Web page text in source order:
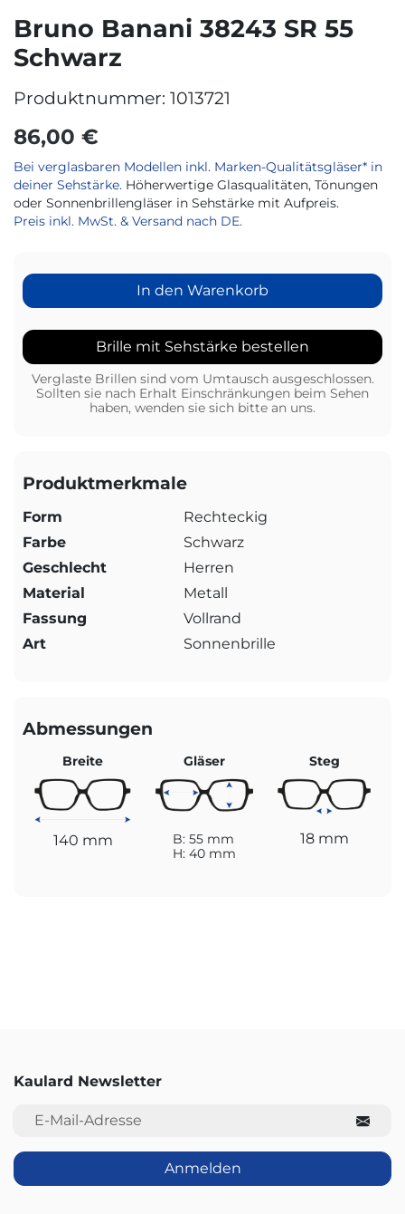
Bruno Banani 38243 SR 55
Schwarz
Produktnummer: 1013721
86,00 €
Bei verglasbaren Modellen inkl. Marken-Qualitätsgläser* in
deiner Sehstärke. Höherwertige Glasqualitäten, Tönungen
oder Sonnenbrillengläser in Sehstärke mit Aufpreis.
Preis inkl. MwSt. & Versand nach DE.
In den Warenkorb
Brille mit Sehstärke bestellen
Verglaste Brillen sind vom Umtausch ausgeschlossen.
Sollten sie nach Erhalt Einschränkungen beim Sehen
haben, wenden sie sich bitte an uns.
Produktmerkmale
Form
Rechteckig
Farbe
Schwarz
Geschlecht
Herren
Material
Metall
Fassung
Vollrand
Art
Sonnenbrille
Abmessungen
Breite
140 mm
Gläser
B: 55 mm
H: 40 mm
Steg
18 mm
Kaulard Newsletter
E-Mail-Adresse
Anmelden